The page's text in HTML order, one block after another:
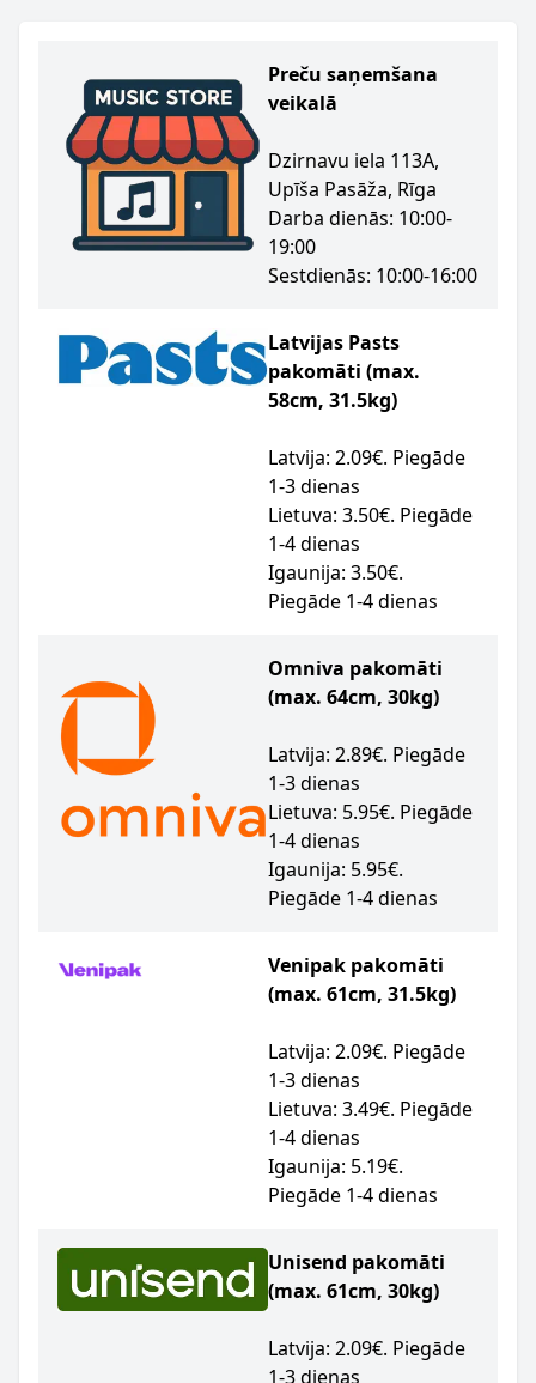
Preču saņemšana
veikalā
Dzirnavu iela 113A,
Upīša Pasāža, Rīga
Darba dienās: 10:00-
19:00
Sestdienās: 10:00-16:00
Latvijas Pasts
pakomāti (max.
58cm, 31.5kg)
Latvija: 2.09€. Piegāde
1-3 dienas
Lietuva: 3.50€. Piegāde
1-4 dienas
Igaunija: 3.50€.
Piegāde 1-4 dienas
Omniva pakomāti
(max. 64cm, 30kg)
Latvija: 2.89€. Piegāde
1-3 dienas
Lietuva: 5.95€. Piegāde
1-4 dienas
Igaunija: 5.95€.
Piegāde 1-4 dienas
Venipak pakomāti
(max. 61cm, 31.5kg)
Latvija: 2.09€. Piegāde
1-3 dienas
Lietuva: 3.49€. Piegāde
1-4 dienas
Igaunija: 5.19€.
Piegāde 1-4 dienas
Unisend pakomāti
(max. 61cm, 30kg)
Latvija: 2.09€. Piegāde
1-3 dienas